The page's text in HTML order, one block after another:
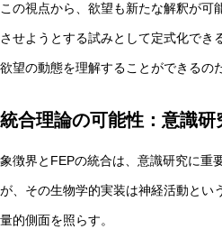
この視点から、欲望も新たな解釈が
させようとする試みとして定式化でき
欲望の動態を理解することができるのだ
統合理論の可能性：意識研
象徴界とFEPの統合は、意識研究に重
が、その生物学的実装は神経活動とい
量的側面を照らす。